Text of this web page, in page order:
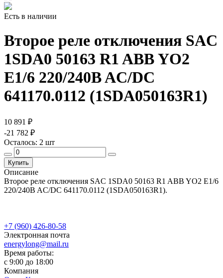
Есть в наличии
Второе реле отключения SAC
1SDA0 50163 R1 ABB YO2
E1/6 220/240B AC/DC
641170.0112 (1SDA050163R1)
10 891 ₽
-21 782 ₽
Осталось: 2 шт
Купить
Описание
Второе реле отключения SAC 1SDA0 50163 R1 ABB YO2 E1/6
220/240B AC/DC 641170.0112 (1SDA050163R1).
+7 (960) 426-80-58
Электронная почта
energylong@mail.ru
Время работы:
c 9:00 до 18:00
Компания